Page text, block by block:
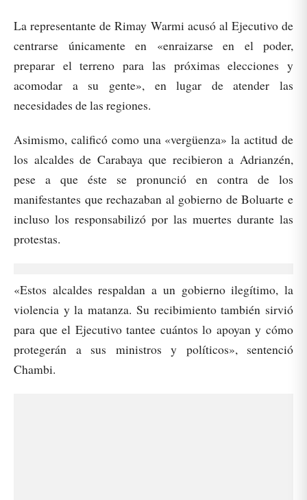
La representante de Rimay Warmi acusó al Ejecutivo de
centrarse únicamente en «enraizarse en el poder,
preparar el terreno para las próximas elecciones y
acomodar a su gente», en lugar de atender las
necesidades de las regiones.
Asimismo, calificó como una «vergüenza» la actitud de
los alcaldes de Carabaya que recibieron a Adrianzén,
pese a que éste se pronunció en contra de los
manifestantes que rechazaban al gobierno de Boluarte e
incluso los responsabilizó por las muertes durante las
protestas.
«Estos alcaldes respaldan a un gobierno ilegítimo, la
violencia y la matanza. Su recibimiento también sirvió
para que el Ejecutivo tantee cuántos lo apoyan y cómo
protegerán a sus ministros y políticos», sentenció
Chambi.